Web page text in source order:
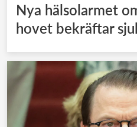
Nya hälsolarmet
hovet bekräftar